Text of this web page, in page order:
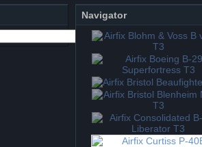
Navigator